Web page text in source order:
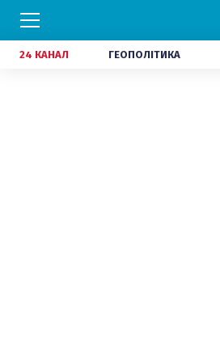
24 КАНАЛ ГЕОПОЛІТИКА